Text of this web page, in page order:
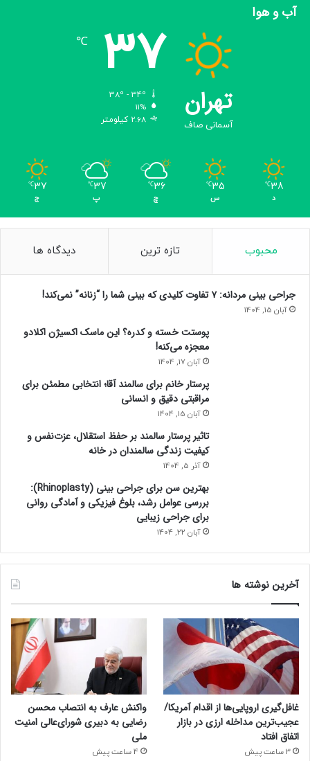
هآب و هوا
تهران
آسمانی صاف
37
℃
11%
2.68 کیلومتر
38
℃
د
35
℃
س
36
℃
چ
37
℃
پ
37
℃
ج
محبوب تازه ترین دیدگاه ها
جراحی بینی مردانه: ۷ تفاوت کلیدی که بینی شما را “زنانه” نمی‌کند!
آبان 15, 1404
پوستت خسته و کدره؟ این ماسک اکسیژن اکلادو
معجزه می‌کنه!
آبان 17, 1404
پرستار خانم برای سالمند آقا؛ انتخابی مطمئن برای
مراقبتی دقیق و انسانی
آبان 15, 1404
تاثیر پرستار سالمند بر حفظ استقلال، عزت‌نفس و
کیفیت زندگی سالمندان در خانه
آذر 5, 1404
بهترین سن برای جراحی بینی (Rhinoplasty):
بررسی عوامل رشد، بلوغ فیزیکی و آمادگی روانی
برای جراحی زیبایی
آبان 22, 1404
آخرین نوشته ها
غافل‌گیری اروپایی‌ها از اقدام آمریکا/
عجیب‌ترین مداخله ارزی در بازار
اتفاق افتاد
3 ساعت پیش
واکنش عارف به انتصاب محسن
رضایی به دبیری شورای‌عالی امنیت
ملی
4 ساعت پیش